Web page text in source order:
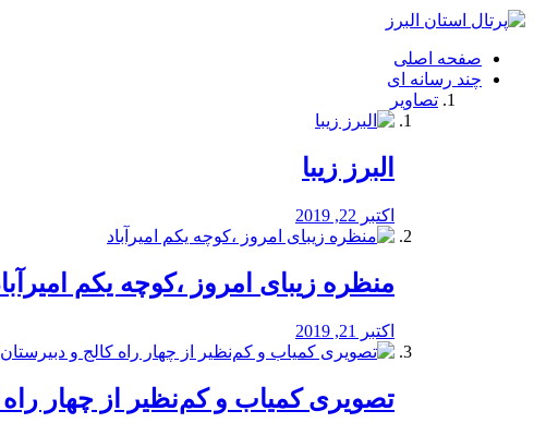
فصد
شرق
تهران
خشکشویی
صفحه اصلی
چند رسانه ای
تصاویر
البرز زیبا
اکتبر 22, 2019
منظره‌‌ زیبای امروز ،کوچه یکم
اکتبر 21, 2019
️تصویری کمیاب و کم‌نظیر از چهار راه